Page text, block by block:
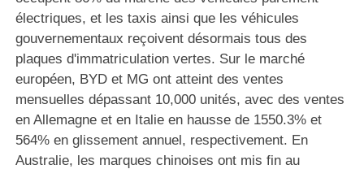
électriques, et les taxis ainsi que les véhicules
gouvernementaux reçoivent désormais tous des
plaques d'immatriculation vertes. Sur le marché
européen, BYD et MG ont atteint des ventes
mensuelles dépassant 10,000 unités, avec des ventes
en Allemagne et en Italie en hausse de 1550.3% et
564% en glissement annuel, respectivement. En
Australie, les marques chinoises ont mis fin au